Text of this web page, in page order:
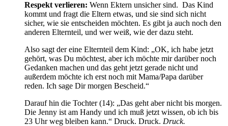
Respekt verlieren: Wenn Ektern unsicher sind. Das Kind
kommt und fragt die Eltern etwas, und sie sind sich nicht
sicher, wie sie entscheiden möchten. Es gibt ja auch noch den
anderen Elternteil, und wer weiß, wie der dazu steht.
Also sagt der eine Elternteil dem Kind: „OK, ich habe jetzt
gehört, was Du möchtest, aber ich möchte mir darüber noch
Gedanken machen und das geht jetzt gerade nicht und
außerdem möchte ich erst noch mit Mama/Papa darüber
reden. Ich sage Dir morgen Bescheid.“
Darauf hin die Tochter (14): „Das geht aber nicht bis morgen.
Die Jenny ist am Handy und ich muß jetzt wissen, ob ich bis
23 Uhr weg bleiben kann.“ Druck. Druck. Druck.